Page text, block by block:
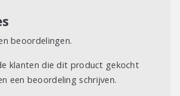
beoordelingen.
klanten die dit product gekocht
een beoordeling schrijven.